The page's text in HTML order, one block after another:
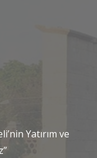
Yatırım ve